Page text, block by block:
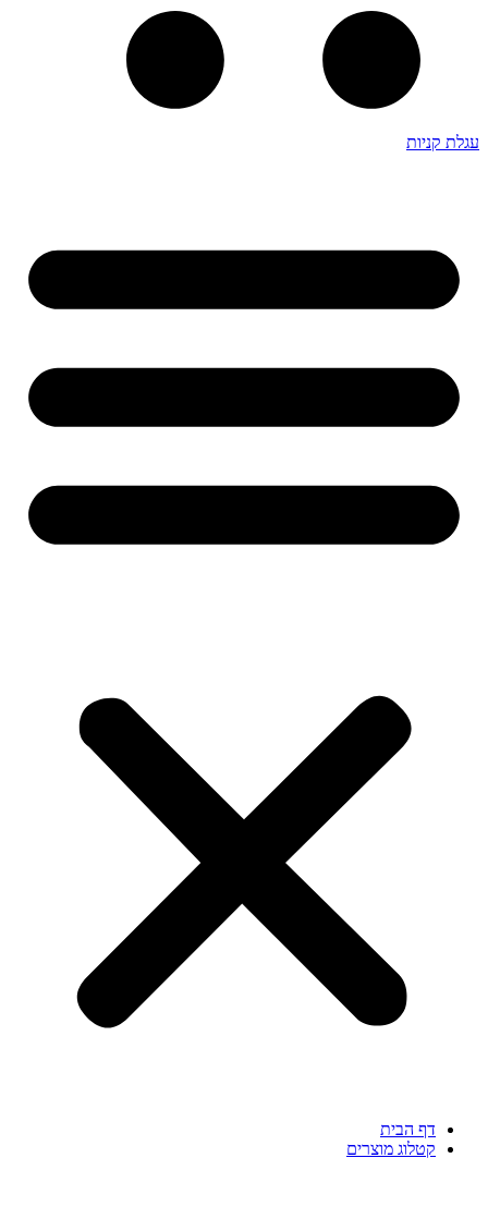
עגלת קניות
דף הבית
קטלוג מוצרים